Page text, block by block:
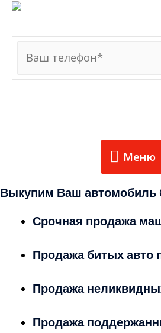
Меню
Меню
Выкупим Ваш автомобиль
Срочная продажа
Продажа битых авто
Продажа
Продажа